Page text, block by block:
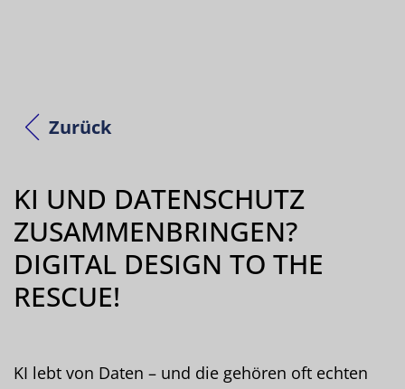
Zurück
KI UND DATENSCHUTZ
ZUSAMMENBRINGEN?
DIGITAL DESIGN TO THE
RESCUE!
KI lebt von Daten – und die gehören oft echten